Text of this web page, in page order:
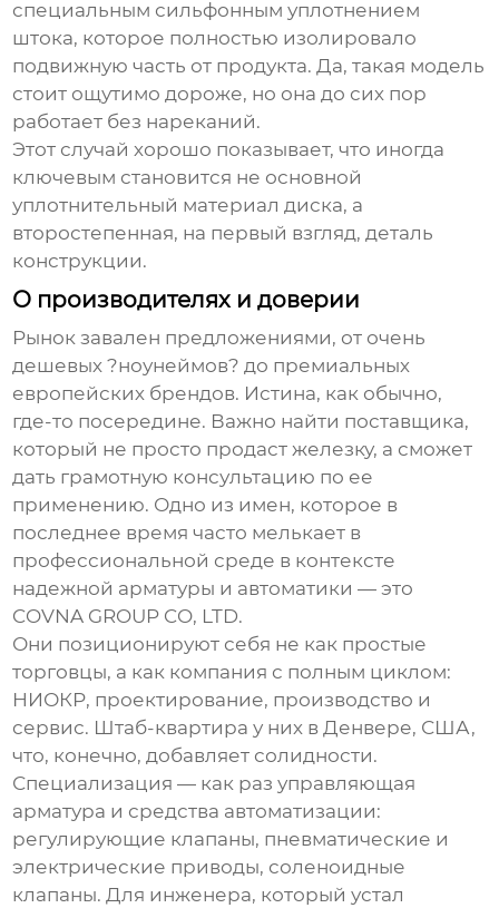
специальным сильфонным уплотнением
штока, которое полностью изолировало
подвижную часть от продукта. Да, такая модель
стоит ощутимо дороже, но она до сих пор
работает без нареканий.
Этот случай хорошо показывает, что иногда
ключевым становится не основной
уплотнительный материал диска, а
второстепенная, на первый взгляд, деталь
конструкции.
О производителях и доверии
Рынок завален предложениями, от очень
дешевых ?ноунеймов? до премиальных
европейских брендов. Истина, как обычно,
где-то посередине. Важно найти поставщика,
который не просто продаст железку, а сможет
дать грамотную консультацию по ее
применению. Одно из имен, которое в
последнее время часто мелькает в
профессиональной среде в контексте
надежной арматуры и автоматики — это
COVNA GROUP CO, LTD.
Они позиционируют себя не как простые
торговцы, а как компания с полным циклом:
НИОКР, проектирование, производство и
сервис. Штаб-квартира у них в Денвере, США,
что, конечно, добавляет солидности.
Специализация — как раз управляющая
арматура и средства автоматизации:
регулирующие клапаны, пневматические и
электрические приводы, соленоидные
клапаны. Для инженера, который устал